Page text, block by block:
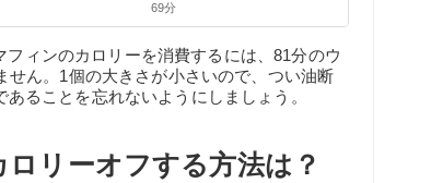
69分
ィンのカロリーを消費するには、81分のウ
せん。1個の大きさが小さいので、つい油断
ることを忘れないようにしましょう。
リーオフする方法は？